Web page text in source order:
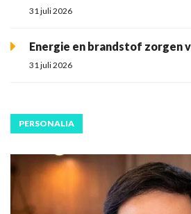
31 juli 2026
Energie en brandstof zorgen
31 juli 2026
PERSONALIA